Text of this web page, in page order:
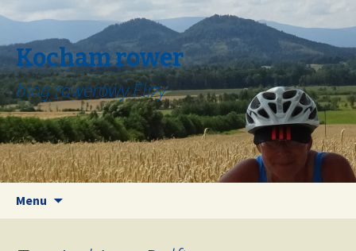
Kocham rower
blog rowerowy Elizy
Menu